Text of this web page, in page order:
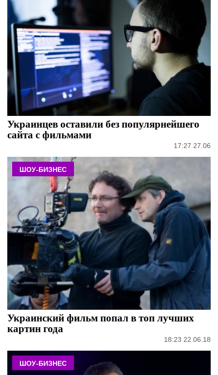
Украинцев оставили без популярнейшего
сайта с фильмами
17:27 27.06
ШОУ-БИЗНЕС
Украинский фильм попал в топ лучших
картин года
18:23 22.06.18
ШОУ-БИЗНЕС